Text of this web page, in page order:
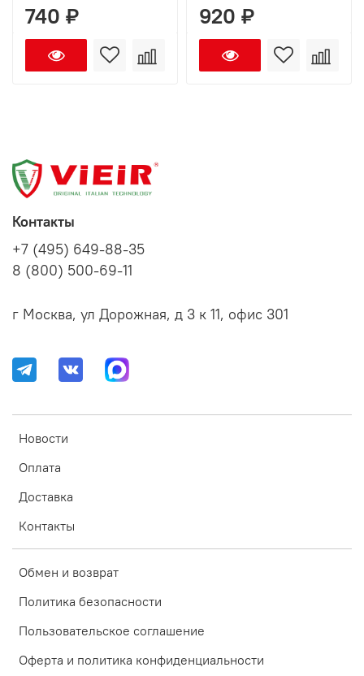
740 ₽ 920 ₽
Новости
Оплата
Доставка
Контакты
Обмен и возврат
Политика безопасности
Пользовательское соглашение
Оферта и политика конфиденциальности
Контакты
+7 (495) 649-88-35
8 (800) 500-69-11
г Москва, ул Дорожная, д 3 к 11, офис 301